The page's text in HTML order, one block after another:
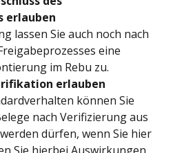
erlauben
lassen Sie auch noch nach
eine
im Rebu zu.
erlauben
können Sie
nach Verifizierung aus
dürfen, wenn Sie hier